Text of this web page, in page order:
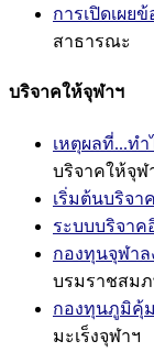
การเปิดเผย
สาธารณะ
บริจาคให้จุฬาฯ
เหตุผลที่...ท
บริจาคให้จุฬ
เริ่มต้นบริจาค
ระบบบริจาค
กองทุนจุฬา
บรมราชสม
กองทุนภูมิคุ้
มะเร็งจุฬาฯ